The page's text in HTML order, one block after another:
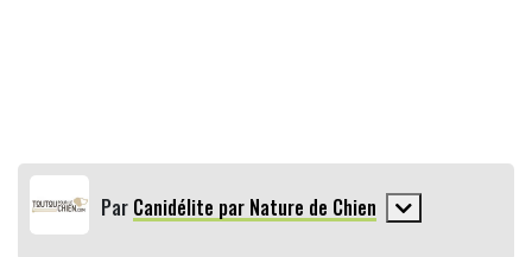
Par Canidélite par Nature de Chien